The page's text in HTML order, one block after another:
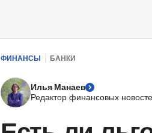
ФИНАНСЫ БАНКИ
Илья Манаев
Редактор финансовых